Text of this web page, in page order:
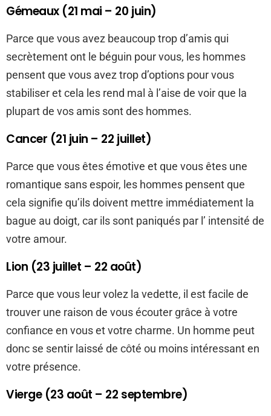
Gémeaux (21 mai – 20 juin)
Parce que vous avez beaucoup trop d’amis qui
secrètement ont le béguin pour vous, les hommes
pensent que vous avez trop d’options pour vous
stabiliser et cela les rend mal à l’aise de voir que la
plupart de vos amis sont des hommes.
Cancer (21 juin – 22 juillet)
Parce que vous êtes émotive et que vous êtes une
romantique sans espoir, les hommes pensent que
cela signifie qu’ils doivent mettre immédiatement la
bague au doigt, car ils sont paniqués par l’ intensité de
votre amour.
Lion (23 juillet – 22 août)
Parce que vous leur volez la vedette, il est facile de
trouver une raison de vous écouter grâce à votre
confiance en vous et votre charme. Un homme peut
donc se sentir laissé de côté ou moins intéressant en
votre présence.
Vierge (23 août – 22 septembre)